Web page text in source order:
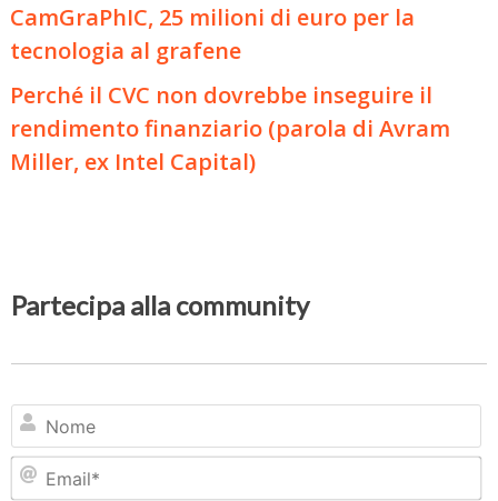
CamGraPhIC, 25 milioni di euro per la
tecnologia al grafene
Perché il CVC non dovrebbe inseguire il
rendimento finanziario (parola di Avram
Miller, ex Intel Capital)
Partecipa alla community